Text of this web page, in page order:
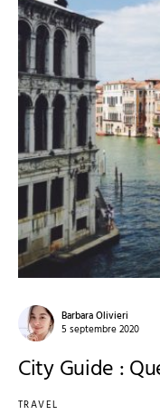
Barbara Olivieri
5 septembre 2020
City Guide :
TRAVEL